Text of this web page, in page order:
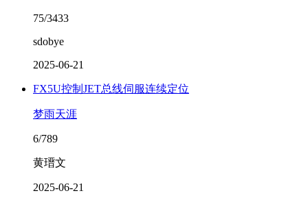
75/3433
sdobye
2025-06-21
FX5U控制JET总线伺服连续定位
梦雨天涯
6/789
黄瑨文
2025-06-21